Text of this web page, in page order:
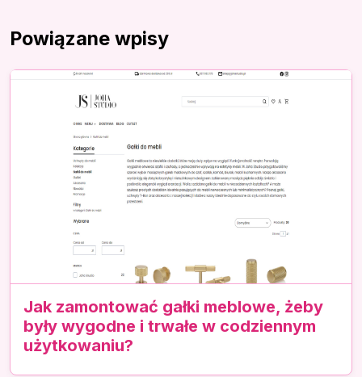
Powiązane wpisy
Jak zamontować gałki meblowe, żeby
były wygodne i trwałe w codziennym
użytkowaniu?